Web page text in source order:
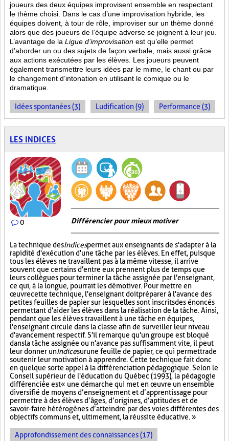
joueurs des deux équipes improvisent ensemble en respectant
le thème choisi. Dans le cas d’une improvisation hybride, les
équipes doivent, à tour de rôle, improviser sur un thème donné
alors que des joueurs de l’équipe adverse se joignent à leur jeu.
L’avantage de la Ligue d’improvisation est qu’elle permet
d’aborder un ou des sujets de façon verbale, mais aussi grâce
aux actions exécutées par les élèves. Les joueurs peuvent
également transmettre leurs idées par le mime, le chant ou par
le changement d’intonation en utilisant le comique ou le
dramatique.
Idées spontanées (3) Ludification (9) Performance (3)
LES INDICES
0 Différencier pour mieux motiver
La technique desIndicespermet aux enseignants de s'adapter à la
rapidité d'exécution d'une tâche par les élèves. En effet, puisque
tous les élèves ne travaillent pas à la même vitesse, il arrive
souvent que certains d'entre eux prennent plus de temps que
leurs collègues pour terminer la tâche assignée par l'enseignant,
ce qui, à la longue, pourrait les démotiver. Pour mettre en
œuvre cette technique, l'enseignant doit préparer à l'avance des
petites feuilles de papier sur lesquelles sont inscrits des énoncés
permettant d'aider les élèves dans la réalisation de la tâche. Ainsi,
pendant que les élèves travaillent à une tâche en équipes,
l'enseignant circule dans la classe afin de surveiller leur niveau
d'avancement respectif. S'il remarque qu'un groupe est bloqué
dans la tâche assignée ou n'avance pas suffisamment vite, il peut
leur donner unIndicesurune feuille de papier, ce qui permettra de
soutenir leur motivation à apprendre. Cette technique fait donc
en quelque sorte appel à la différenciation pédagogique. Selon le
Conseil supérieur de l'éducation du Québec (1993), la pédagogie
différenciée est « une démarche qui met en œuvre un ensemble
diversifié de moyens d’enseignement et d’apprentissage pour
permettre à des élèves d’âges, d’origines, d’aptitudes et de
savoir-faire hétérogènes d’atteindre par des voies différentes des
objectifs communs et, ultimement, la réussite éducative. »
Approfondissement des connaissances (17)